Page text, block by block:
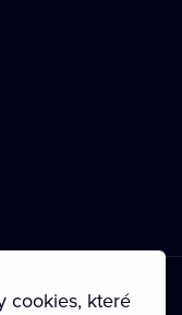
cookies, které